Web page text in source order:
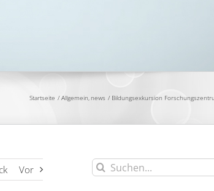
Startseite Allgemein news Bildungsexkursion
Vor
Suche
nach: